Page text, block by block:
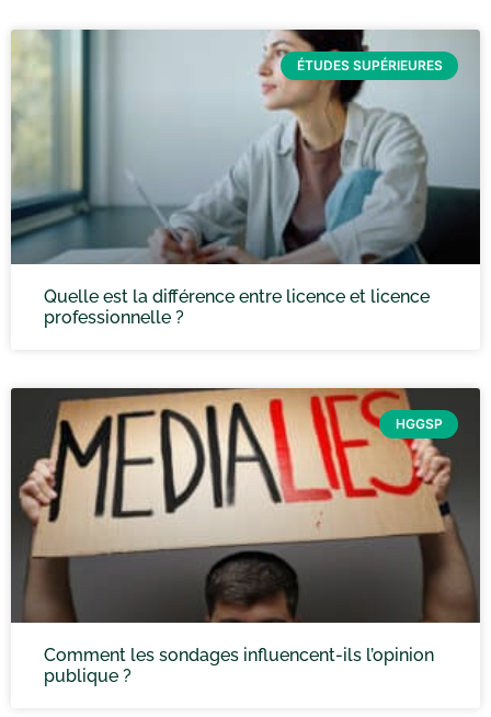
ÉTUDES SUPÉRIEURES
Quelle est la différence entre licence et licence
professionnelle ?
HGGSP
Comment les sondages influencent-ils l’opinion
publique ?